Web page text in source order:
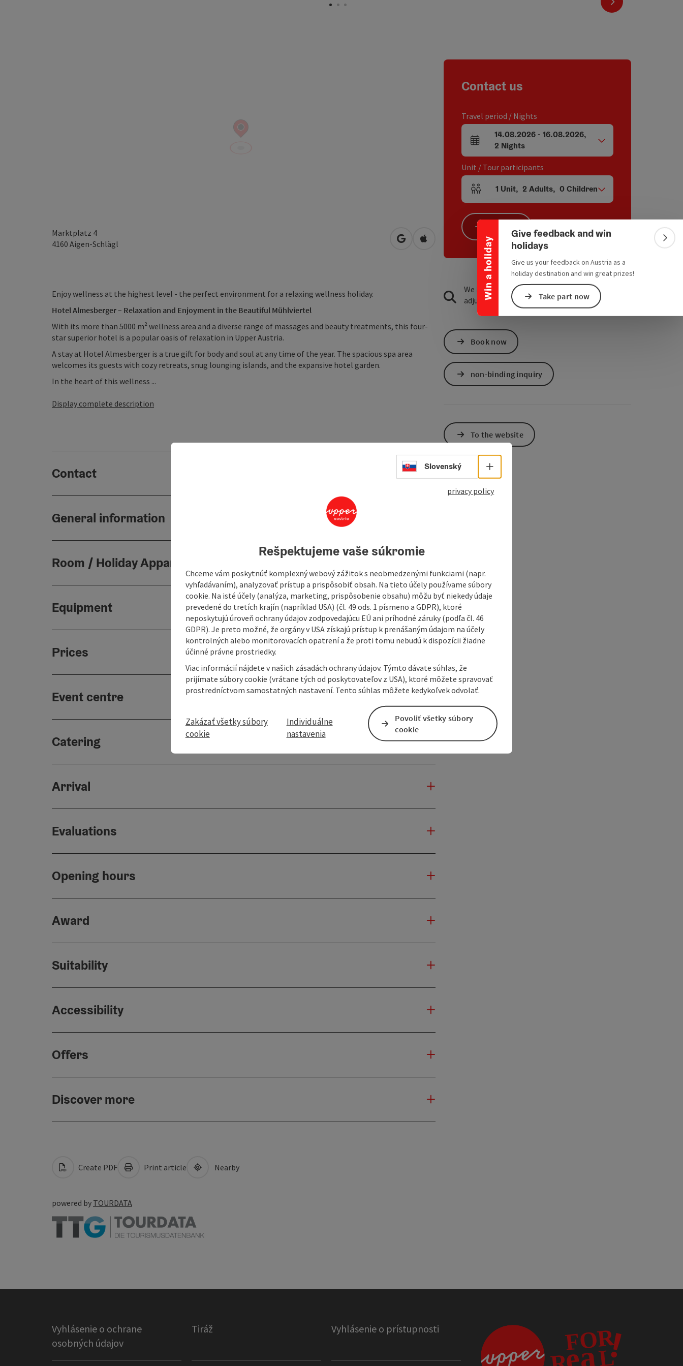
Win a holiday
Collapse banner
Give feedback and win
holidays
Give us your feedback on Austria as a
holiday destination and win great prizes!
Take part now
Marktplatz 4
4160 Aigen-Schlägl open in Google Maps
Open in Apple Maps
Enjoy wellness at the highest level - the perfect environment for a relaxing wellness holiday.
Hotel Almesberger – Relaxation and Enjoyment in the Beautiful Mühlviertel
With its more than 5000 m² wellness area and a diverse range of massages and beauty treatments, this four-
star superior hotel is a popular oasis of relaxation in Upper Austria.
A stay at Hotel Almesberger is a true gift for body and soul at any time of the year. The spacious spa area
welcomes its guests with cozy retreats, snug lounging islands, and the expansive hotel garden.
In the heart of this wellness ...
Display complete description
Contact
General information
Room / Holiday Appartement
Equipment
Prices
Event centre
Catering
Arrival
Evaluations
Opening hours
Award
Suitability
Accessibility
Offers
Discover more
Contact us
Travel period / Nights
arrival and departure fields
14.08.2026- 16.08.2026,
2 Nights
Unit / Tour participants
Number of units and person fields
1 Unit, 2 Adults, 0 Children
We have not found any search results. Please
adjust the filter functions!
Book now
non-binding inquiry
To the website
Create PDF Print article Nearby
powered by TOURDATA
Vyhlásenie o ochrane
osobných údajov
Tiráž Vyhlásenie o prístupnosti
Select language - Open menu
Slovenský
privacy policy
Rešpektujeme vaše súkromie
Chceme vám poskytnúť komplexný webový zážitok s neobmedzenými funkciami (napr.
vyhľadávaním), analyzovať prístup a prispôsobiť obsah. Na tieto účely používame súbory
cookie. Na isté účely (analýza, marketing, prispôsobenie obsahu) môžu byť niekedy údaje
prevedené do tretích krajín (napríklad USA) (čl. 49 ods. 1 písmeno a GDPR), ktoré
neposkytujú úroveň ochrany údajov zodpovedajúcu EÚ ani príhodné záruky (podľa čl. 46
GDPR). Je preto možné, že orgány v USA získajú prístup k prenášaným údajom na účely
kontrolných alebo monitorovacích opatrení a že proti tomu nebudú k dispozícii žiadne
účinné právne prostriedky.
Viac informácií nájdete v našich zásadách ochrany údajov. Týmto dávate súhlas, že
prijímate súbory cookie (vrátane tých od poskytovateľov z USA), ktoré môžete spravovať
prostredníctvom samostatných nastavení. Tento súhlas môžete kedykoľvek odvolať.
Zakázať všetky súbory
cookie
Individuálne
nastavenia
Povoliť všetky súbory
cookie